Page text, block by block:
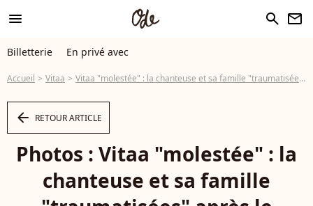
menu search newsletter
Billetterie En privé avec
Accueil Vitaa Vitaa "molestée" : la chanteuse et sa famille "traumatisées" après le violent cambriolage survenu chez eux
arrow_left RETOUR ARTICLE
Photos : Vitaa "molestée" : la
chanteuse et sa famille